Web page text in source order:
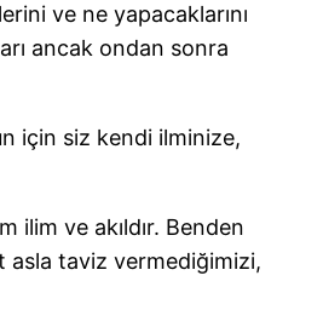
ve ne yapacaklarını
ancak ondan sonra
için siz kendi ilminize,
ilim ve akıldır. Benden
asla taviz vermediğimizi,